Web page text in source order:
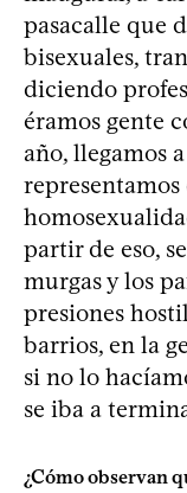
pasacalle que
bisexuales,
diciendo
éramos gente
año, llegamos
partir de eso,
murgas y los
presiones
barrios, en la
si no lo
se iba a
¿Cómo observan